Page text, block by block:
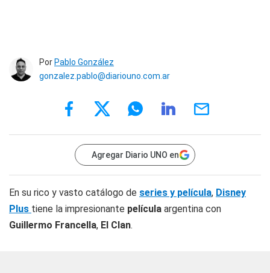
Por Pablo González
gonzalez.pablo@diariouno.com.ar
Agregar Diario UNO en
En su rico y vasto catálogo de series y película, Disney
Plus tiene la impresionante película argentina con
Guillermo Francella, El Clan.